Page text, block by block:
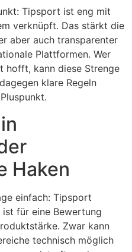
Tipsport ist eng mit
verknüpft. Das stärkt die
aber auch transparenter
Plattformen. Wer
hofft, kann diese Strenge
klare Regeln
Haken
einfach: Tipsport
für eine Bewertung
Zwar kann
technisch möglich